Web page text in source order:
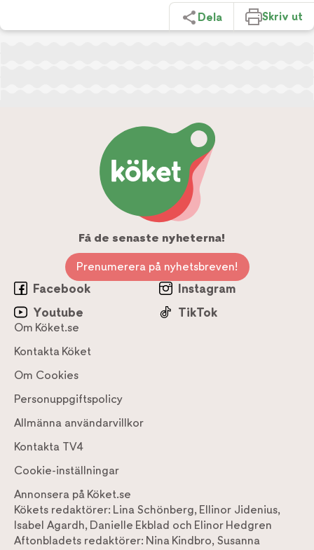
Dela Skriv ut
Få de senaste nyheterna!
Prenumerera på nyhetsbreven!
Facebook
Instagram
Youtube
TikTok
Om Köket.se
Kontakta Köket
Om Cookies
Personuppgiftspolicy
Allmänna användarvillkor
Kontakta TV4
Cookie-inställningar
Annonsera på Köket.se
Kökets redaktörer: Lina Schönberg, Ellinor Jidenius,
Isabel Agardh, Danielle Ekblad och Elinor Hedgren
Aftonbladets redaktörer: Nina Kindbro, Susanna